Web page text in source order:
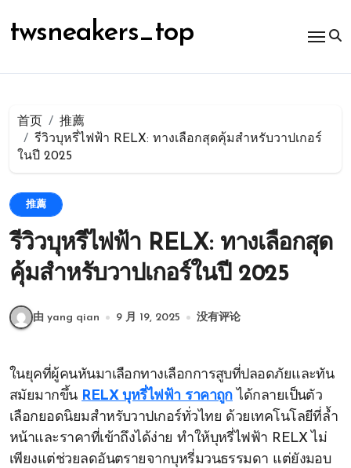
容
twsneakers_top
首页
推薦
รีวิวบุหรี่ไฟฟ้า RELX: ทางเลือกสุดคุ้มสำหรับวาปเกอร์
ในปี 2025
推薦
รีวิวบุหรี่ไฟฟ้า RELX: ทางเลือกสุด
คุ้มสำหรับวาปเกอร์ในปี 2025
由 yang qian 9 月 19, 2025 没有评论
ในยุคที่ผู้คนหันมาเลือกทางเลือกการสูบที่ปลอดภัยและทัน
สมัยมากขึ้น RELX บุหรี่ไฟฟ้า ราคาถูกได้กลายเป็นตัว
เลือกยอดนิยมสำหรับวาปเกอร์ทั่วไทย ด้วยเทคโนโลยีที่ล้ำ
หน้าและราคาที่เข้าถึงได้ง่าย ทำให้บุหรี่ไฟฟ้า RELX ไม่
เพียงแต่ช่วยลดอันตรายจากบุหรี่มวนธรรมดา แต่ยังมอบ